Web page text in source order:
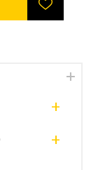
+
+